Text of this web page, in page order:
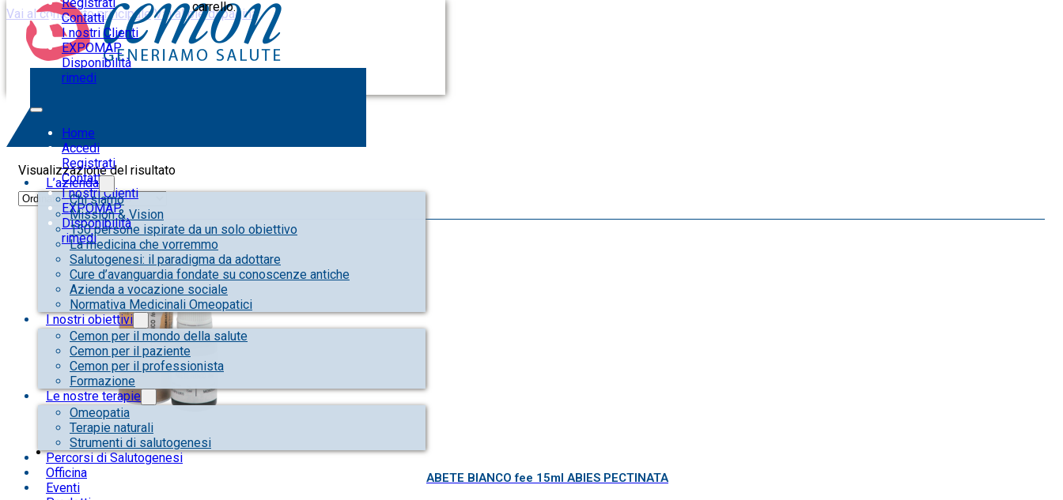
Vai al contenuto principale Vai al piè di pagina
Contatti
I nostri Clienti
EXPOMAP
Disponibilità
rimedi
Home
Accedi
Registrati
Contatti
I nostri Clienti
EXPOMAP
Disponibilità
rimedi
carrello.
L’azienda
Chi siamo
Mission & Vision
150 persone ispirate da un solo obiettivo
La medicina che vorremmo
Salutogenesi: il paradigma da adottare
Cure d’avanguardia fondate su conoscenze antiche
Azienda a vocazione sociale
Normativa Medicinali Omeopatici
I nostri obiettivi
Cemon per il mondo della salute
Cemon per il paziente
Cemon per il professionista
Formazione
Le nostre terapie
Omeopatia
Terapie naturali
Strumenti di salutogenesi
Percorsi di Salutogenesi
Officina
Eventi
rachide
Visualizzazione del risultato
ABETE BIANCO fee 15ml ABIES PECTINATA